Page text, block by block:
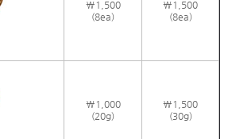
\1,500
(8ea)
\1,500
(8ea)
\1,000
(20g)
\1,500
(30g)